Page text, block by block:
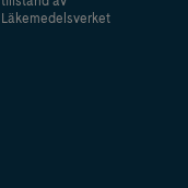
Läkemedelsverket